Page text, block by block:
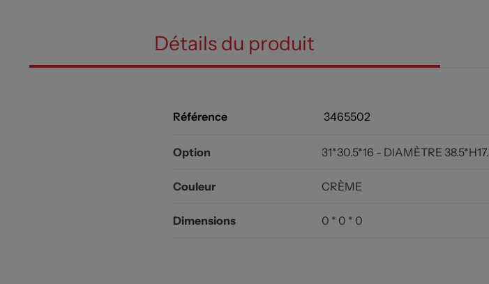
Détails du produit
Référence 3465502
Option 31*30.5*16 - DIAMÈTRE
Couleur CRÈME
Dimensions 0 * 0 * 0